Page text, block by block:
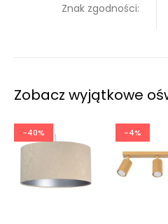
Znak zgodności:
Zobacz wyjątkowe
-40% -4%